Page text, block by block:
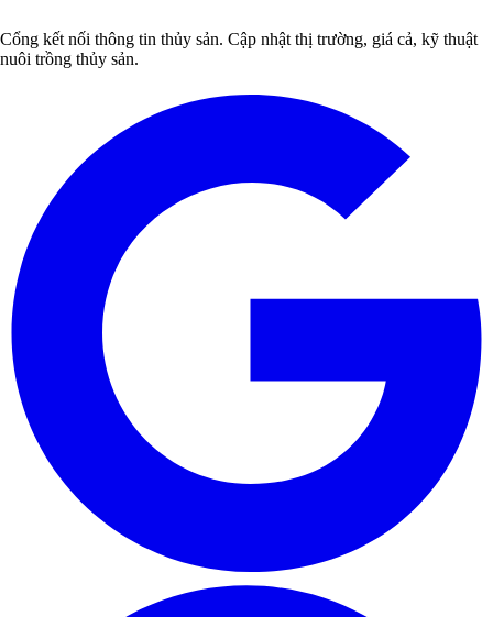
Cổng kết nối thông tin thủy sản. Cập nhật thị trường, giá cả, kỹ thuật
nuôi trồng thủy sản.